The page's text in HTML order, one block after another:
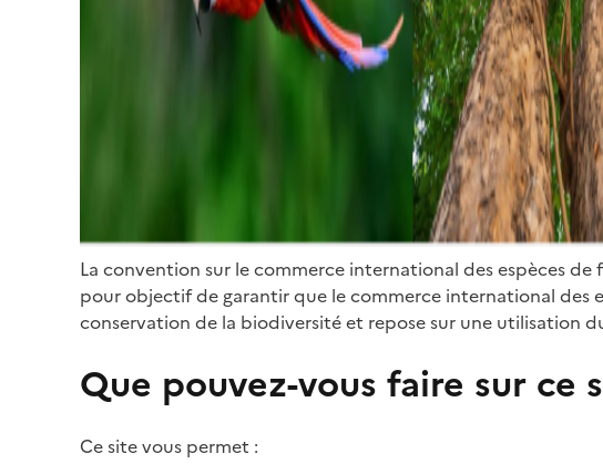
La convention sur le commerce international des espèces
pour objectif de garantir que le commerce international des
conservation de la biodiversité et repose sur une utilisation
Que pouvez-vous faire sur ce
Ce site vous permet :